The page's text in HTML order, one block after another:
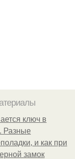
ключ в
Разные
и как при
замок